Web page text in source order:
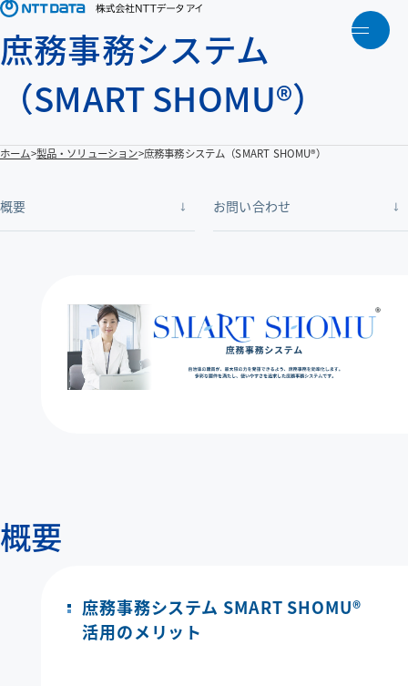
メ
トップ
BRANDING SITE
BRANDING SITEページを新しいウインドウで開きます
お問い合わせ
庶務事務システム
（SMART SHOMU®）
ホーム 製品・ソリューション 庶務事務システム（SMART SHOMU®）
概要 お問い合わせ
概要
庶務事務システム SMART SHOMU®
活用のメリット